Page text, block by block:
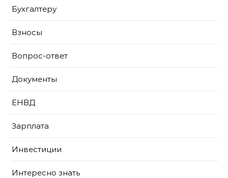
Бухгалтеру
Взносы
Вопрос-ответ
Документы
ЕНВД
Зарплата
Инвестиции
Интересно знать